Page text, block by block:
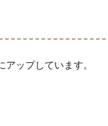
ップしています。